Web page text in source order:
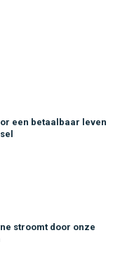
een betaalbaar leven
stroomt door onze